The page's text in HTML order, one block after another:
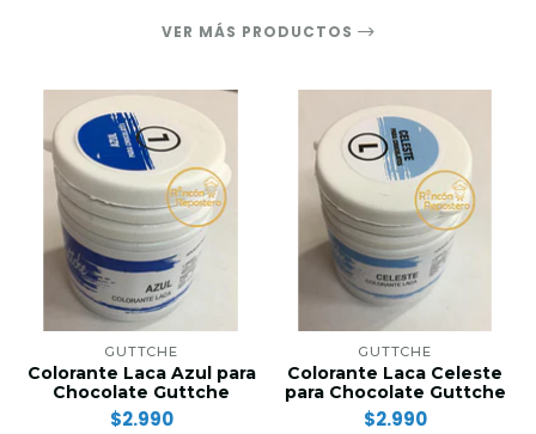
VER MÁS PRODUCTOS
GUTTCHE
Colorante Laca Azul para
Chocolate Guttche
$2.990
GUTTCHE
Colorante Laca Celeste
para Chocolate Guttche
$2.990